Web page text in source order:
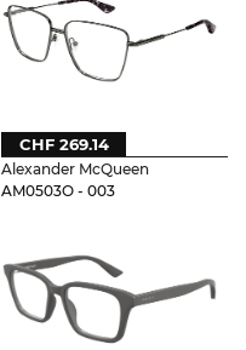
Alexander McQueen
AM0503O - 003
CHF 269.14